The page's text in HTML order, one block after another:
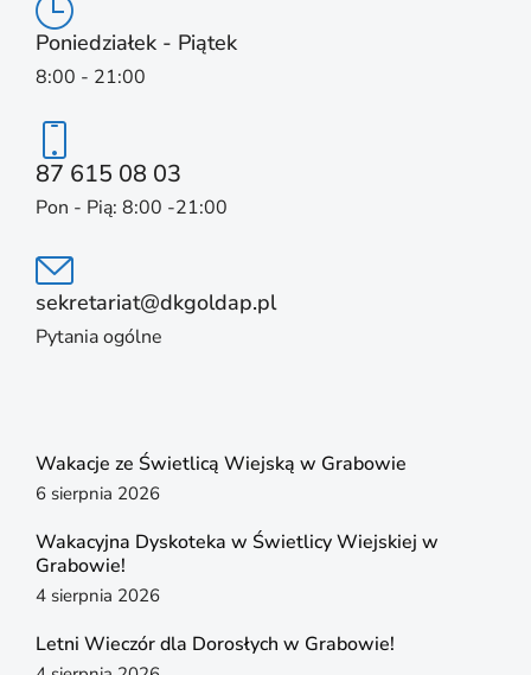
Poniedziałek - Piątek
8:00 - 21:00
87 615 08 03
Pon - Pią: 8:00 -21:00
sekretariat@dkgoldap.pl
Pytania ogólne
Wakacje ze Świetlicą Wiejską w Grabowie
6 sierpnia 2026
Wakacyjna Dyskoteka w Świetlicy Wiejskiej w
Grabowie!
4 sierpnia 2026
Letni Wieczór dla Dorosłych w Grabowie!